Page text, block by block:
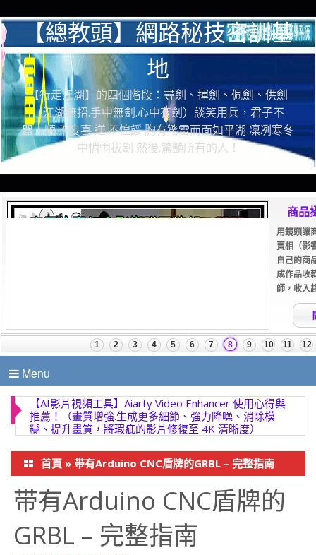
【總教頭】網路秘技密訓基
地
【行走江湖】的四個階段：尋劍、揮劍、佩劍、供劍
（江湖無招.手中無劍.心中有劍）談笑用兵，君子不
器！順.不妄喜 逆.不惶餒 胸有驚雷而面如平湖 凜冽寒冬
中悄悄拔劍 然後.驚艷所有的人！
Menu
【AI影片視頻工具】Aiarty Video Enhancer 使用心得與
推薦！（畫質增強.生成更多細節、強力降噪、消除模
糊、提升畫質，將瑕疵的影片修復至 4K 清晰度）
首頁 » 带有Arduino CNC盾牌的GRBL – 完整指南
带有Arduino CNC盾牌的
GRBL – 完整指南